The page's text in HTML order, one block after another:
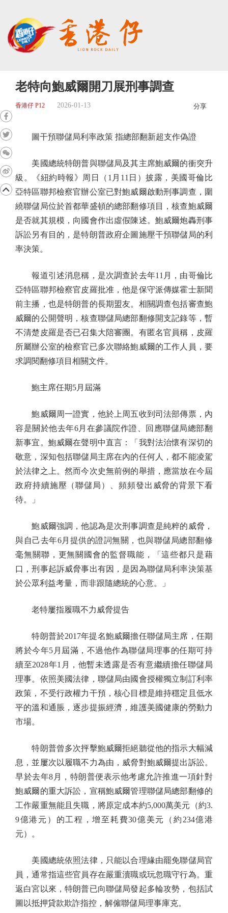
老特向鮑威爾開刀展刑事調查
香港仔 P12 2026-01-13 分享
圖干預聯儲局利率政策 指總部翻新超支作偽證
美國總統特朗普與聯儲局及其主席鮑威爾的衝突升
級。《紐約時報》周日（1月11日）披露，美國哥倫比
亞特區聯邦檢察官辦公室已對鮑威爾啟動刑事調查，圍
繞聯儲局位於首都華盛頓的總部翻修項目，核查鮑威爾
是否就其規模，向國會作出虛假陳述。鮑威爾炮轟刑事
訴訟另有目的，是特朗普政府企圖施壓干預聯儲局的利
率決策。
報道引述消息稱，是次調查於去年11月，由哥倫比
亞特區聯邦檢察官皮羅批准，他是保守派傳媒霍士新聞
前主播，也是特朗普的長期盟友。相關調查包括審查鮑
威爾的公開聲明，核查聯儲局總部翻修開支記錄等，暫
不清楚皮羅是否已召集大陪審團。有匿名官員稱，皮羅
所屬辦公室的檢察官已多次聯絡鮑威爾的工作人員，要
求調閱翻修項目相關文件。
鮑主席任期5月屆滿
鮑威爾周一證實，他於上周五收到司法部傳票，內
容是關於他去年6月在參議院作證、回應聯儲局總部翻
新事宜。鮑威爾在聲明中直言：「我對法治懷有深切的
敬意，深知包括聯儲局主席在內的任何人，都不能凌駕
於法律之上。然而今次史無前例的舉措，應當放在今屆
政府持續施壓（聯儲局）、頻頻發出威脅的背景下看
待。」
鮑威爾強調，他認為是次刑事調查是純粹的威脅，
與自己去年6月提供的證詞無關，也與聯儲局總部翻修
毫無關聯，更無關國會的監督職能，「這些都只是藉
口，刑事起訴威脅事出有因，是因為聯儲局利率決策基
於公眾利益考量，而非跟隨總統的心意。」
老特屢指履職不力威脅提告
特朗普於2017年提名鮑威爾擔任聯儲局主席，任期
將於今年5月屆滿，不過他作為聯儲局理事的任期可持
續至2028年1月，他暫未透露是否有意繼續擔任聯儲局
理事。依照美國法律，聯儲局由國會授權獨立制訂利率
政策，不受行政權力干預，核心目標是維持穩定且低水
平的溫和通脹，逐步提振經濟，維護美國健康的勞動力
市場。
特朗普曾多次抨擊鮑威爾拒絕聽從他的指示大幅減
息，並屢次以履職不力為由，威脅對鮑威爾提出訴訟。
早於去年8月，特朗普便表示他考慮允許推進一項針對
鮑威爾的重大訴訟，宣稱鮑威爾管理聯儲局總部翻修的
工作嚴重無能且失職，將原定成本約5,000萬美元（約3.
9億港元）的工程，增至耗費30億美元（約234億港
元）。
美國總統依照法律，只能以合理緣由罷免聯儲局官
員，通常指這些官員存在嚴重瀆職或玩忽職守行為。重
返白宮以來，特朗普已向聯儲局發起多輪攻勢，包括試
圖以抵押貸款欺詐指控，解僱聯儲局理事庫克。